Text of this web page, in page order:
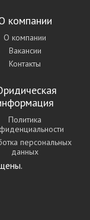
компании
О компании
Вакансии
Контакты
Политика
персональных
данных